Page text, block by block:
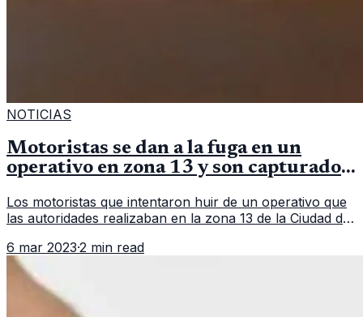
NOTICIAS
Motoristas se dan a la fuga en un
operativo en zona 13 y son capturados
Los motoristas que intentaron huir de un operativo que
las autoridades realizaban en la zona 13 de la Ciudad de
película, un grupo d
6 mar 2023·2 min read